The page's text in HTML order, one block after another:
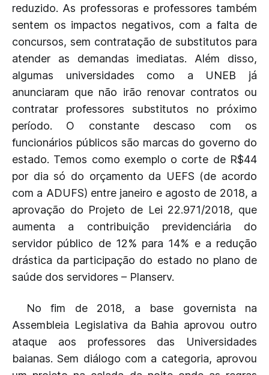
reduzido. As professoras e professores também
sentem os impactos negativos, com a falta de
concursos, sem contratação de substitutos para
atender as demandas imediatas. Além disso,
algumas universidades como a UNEB já
anunciaram que não irão renovar contratos ou
contratar professores substitutos no próximo
período. O constante descaso com os
funcionários públicos são marcas do governo do
estado. Temos como exemplo o corte de R$44
por dia só do orçamento da UEFS (de acordo
com a ADUFS) entre janeiro e agosto de 2018, a
aprovação do Projeto de Lei 22.971/2018, que
aumenta a contribuição previdenciária do
servidor público de 12% para 14% e a redução
drástica da participação do estado no plano de
saúde dos servidores – Planserv.
No fim de 2018, a base governista na
Assembleia Legislativa da Bahia aprovou outro
ataque aos professores das Universidades
baianas. Sem diálogo com a categoria, aprovou